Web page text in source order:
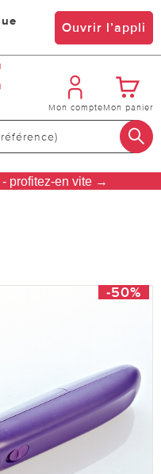
Ouvrir l’appli
Mon compteMon panier
profitez-en vite →
-50%